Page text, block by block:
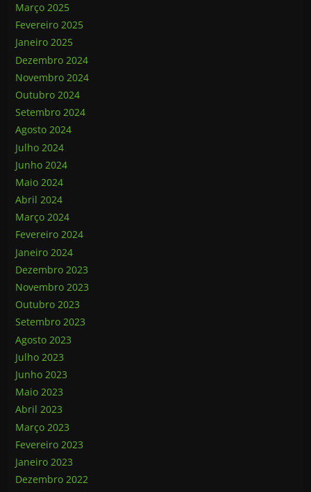
Março 2025
Fevereiro 2025
Janeiro 2025
Dezembro 2024
Novembro 2024
Outubro 2024
Setembro 2024
Agosto 2024
Julho 2024
Junho 2024
Maio 2024
Abril 2024
Março 2024
Fevereiro 2024
Janeiro 2024
Dezembro 2023
Novembro 2023
Outubro 2023
Setembro 2023
Agosto 2023
Julho 2023
Junho 2023
Maio 2023
Abril 2023
Março 2023
Fevereiro 2023
Janeiro 2023
Dezembro 2022